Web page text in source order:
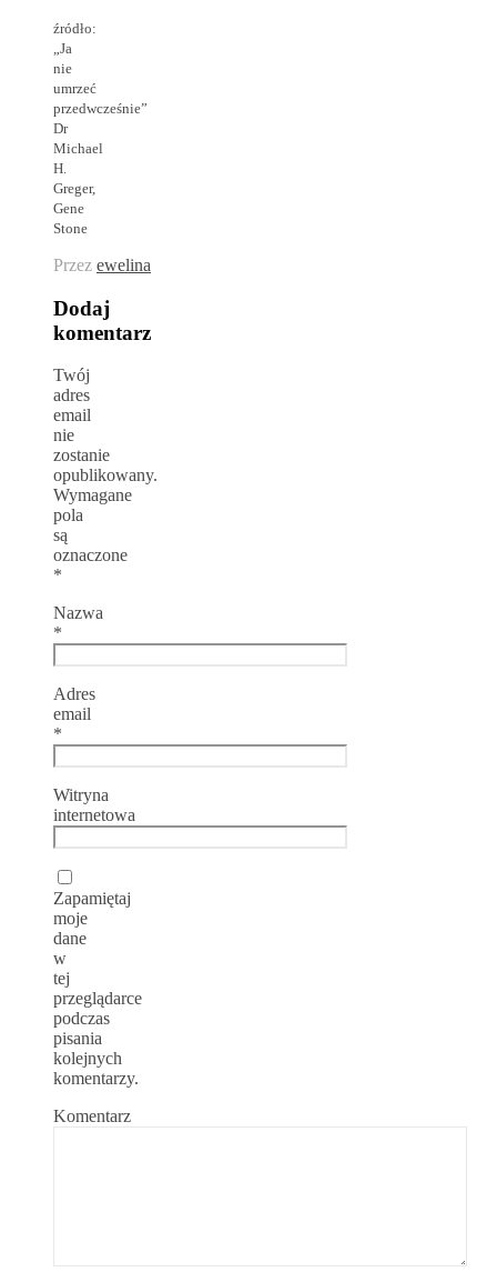
źródło:
„Ja
nie
umrzeć
przedwcześnie”
Dr
Michael
H.
Greger,
Gene
Stone
Przez ewelina
Dodaj
komentarz
Twój
adres
email
nie
zostanie
opublikowany.
Wymagane
pola
są
oznaczone
*
Nazwa
*
Adres
email
*
Witryna
internetowa
Zapamiętaj
moje
dane
w
tej
przeglądarce
podczas
pisania
kolejnych
komentarzy.
Komentarz